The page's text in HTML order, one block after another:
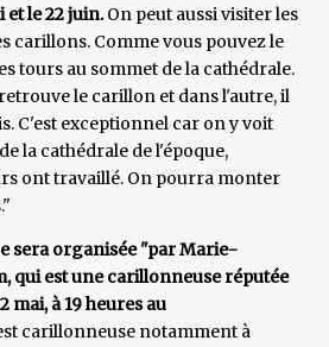
et le 22 juin.On peut aussi visiter les
carillons. Comme vous pouvez le
tours au sommet de la cathédrale.
le carillon et dans l'autre, il
C'est exceptionnel car on y voit
la cathédrale de l'époque,
ont travaillé. On pourra monter
sera organisée "par Marie-
qui est une carillonneuse réputée
mai, à 19 heures au
carillonneuse notamment à